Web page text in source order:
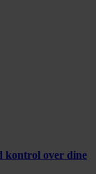
kontrol over dine